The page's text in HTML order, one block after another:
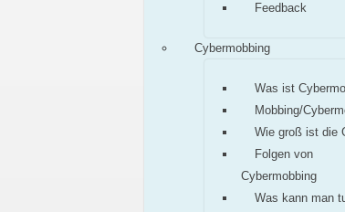
Feedback
Cybermobbing
Was ist
Mobbing/
Wie groß ist die
Folgen von
Cybermobbing
Was kann man